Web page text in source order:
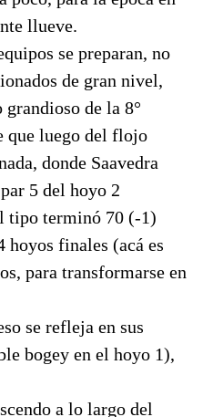
llueve.
se preparan, no
de gran nivel,
de la 8°
que luego del flojo
donde Saavedra
5 del hoyo 2
tipo terminó 70 (-1)
hoyos finales (acá es
para transformarse en
se refleja en sus
bogey en el hoyo 1),
a lo largo del